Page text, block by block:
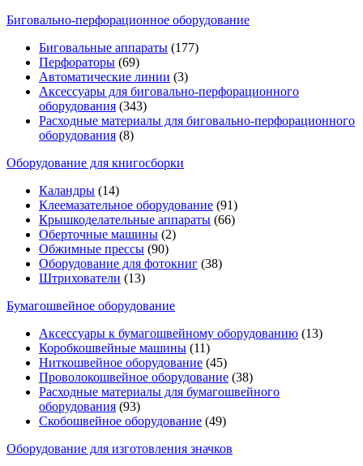
Биговально-перфорационное оборудование
Биговальные аппараты (177)
Перфораторы (69)
Автоматические линии (3)
Аксессуары для биговально-перфорационного
оборудования (343)
Расходные материалы для биговально-перфорационного
оборудования (8)
Оборудование для книгосборки
Каландры (14)
Клеемазательное оборудование (91)
Крышкоделательные аппараты (66)
Оберточные машины (2)
Обжимные прессы (90)
Оборудование для фотокниг (38)
Штрихователи (13)
Бумагошвейное оборудование
Аксессуары к бумагошвейному оборудованию (13)
Коробкошвейные машины (11)
Ниткошвейное оборудование (45)
Проволокошвейное оборудование (38)
Расходные материалы для бумагошвейного
оборудования (93)
Скобошвейное оборудование (49)
Оборудование для изготовления значков